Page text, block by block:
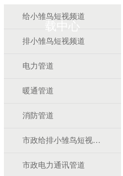
载中心
给小雏鸟短视频道
排小雏鸟短视频道
电力管道
暖通管道
消防管道
市政给排小雏鸟短视频道
市政电力通讯管道